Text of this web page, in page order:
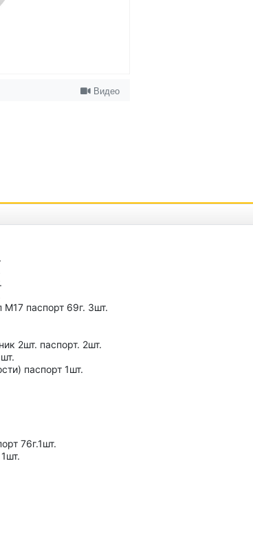
Видео
М17 паспорт 69г. 3шт.
2шт. паспорт. 2шт.
паспорт 1шт.
76г.1шт.